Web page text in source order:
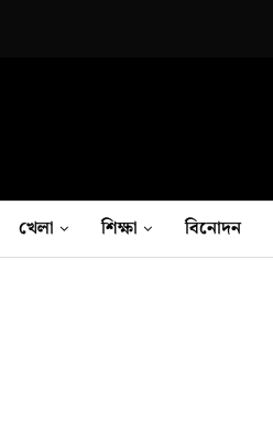
খেলা শিক্ষা বিনোদন